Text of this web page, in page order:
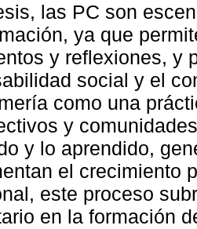
las PC son
ya que
y reflexiones, y
social y el
como una
y
y lo aprendido,
el crecimiento
este proceso
en la formación